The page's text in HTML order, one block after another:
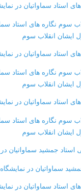
استاد سماواتیان در
سوم نگاره های استاد
ایشان انقلاب سوم
استاد سماواتیان در
سوم نگاره های استاد
ایشان انقلاب سوم
استاد سماواتیان در
سوم نگاره های استاد
ایشان انقلاب سوم
استاد جمشید سماواتیان
سماواتیان در
استاد سماواتیان در